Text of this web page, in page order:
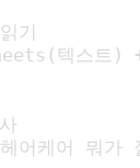
기
텍스트)
어케어 뭐가